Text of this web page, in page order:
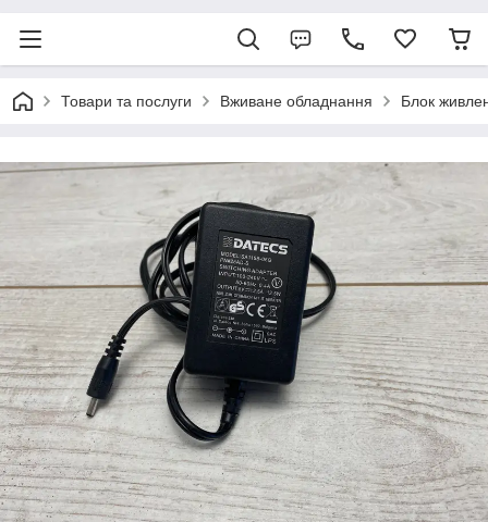
Товари та послуги Вживане обладнання Блок